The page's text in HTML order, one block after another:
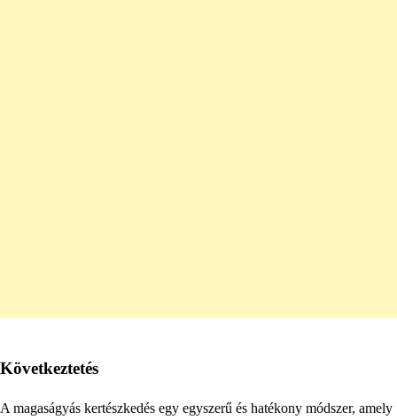
Következtetés
A magaságyás kertészkedés egy egyszerű és hatékony módszer, amely